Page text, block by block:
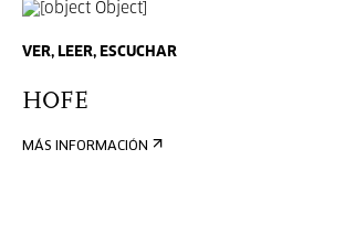
VER, LEER, ESCUCHAR
HOFE
MÁS INFORMACIÓN